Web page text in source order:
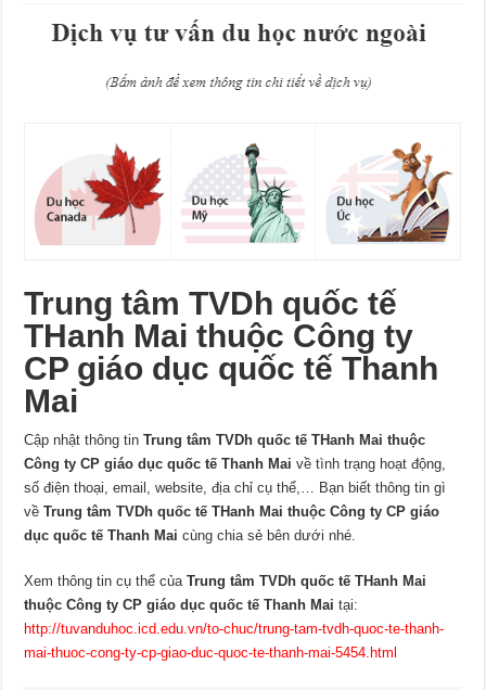
Trung tâm TVDh quốc tế
THanh Mai thuộc Công ty
CP giáo dục quốc tế Thanh
Mai
Cập nhật thông tinTrung tâm TVDh quốc tế THanh Mai thuộc
Công ty CP giáo dục quốc tế Thanh Mai về tình trạng hoạt động,
số điện thoại, email, website, địa chỉ cụ thể,… Bạn biết thông tin gì
vềTrung tâm TVDh quốc tế THanh Mai thuộc Công ty CP giáo
dục quốc tế Thanh Mai cùng chia sẻ bên dưới nhé.
Xem thông tin cụ thể củaTrung tâm TVDh quốc tế THanh Mai
thuộc Công ty CP giáo dục quốc tế Thanh Mai tại:
http://tuvanduhoc.icd.edu.vn/to-chuc/trung-tam-tvdh-quoc-te-thanh-
mai-thuoc-cong-ty-cp-giao-duc-quoc-te-thanh-mai-5454.html